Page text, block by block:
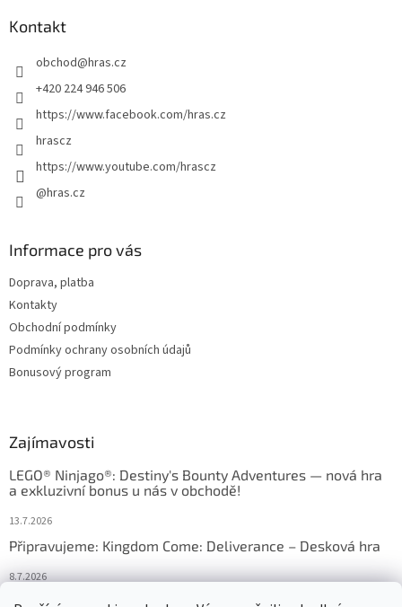
Kontakt
obchod@hras.cz
+420 224 946 506
https://www.facebook.com/hras.cz
hrascz
https://www.youtube.com/hrascz
@hras.cz
Informace pro vás
Doprava, platba
Kontakty
Obchodní podmínky
Podmínky ochrany osobních údajů
Bonusový program
Zajímavosti
LEGO® Ninjago®: Destiny's Bounty Adventures — nová hra
a exkluzivní bonus u nás v obchodě!
13.7.2026
Připravujeme: Kingdom Come: Deliverance – Desková hra
8.7.2026
Nejlepší deskové hry: výběr, který frčí v celém Česku